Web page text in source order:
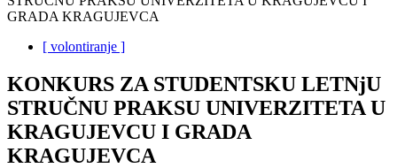
GRADA KRAGUJEVCA
[ volontiranje ]
KONKURS ZA STUDENTSKU LETNjU
STRUČNU PRAKSU UNIVERZITETA U
KRAGUJEVCU I GRADA
KRAGUJEVCA